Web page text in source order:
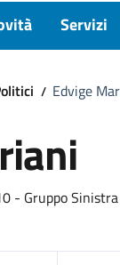
Servizi
Edvige
- Gruppo